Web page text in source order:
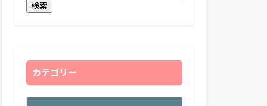
検索
カテゴリー